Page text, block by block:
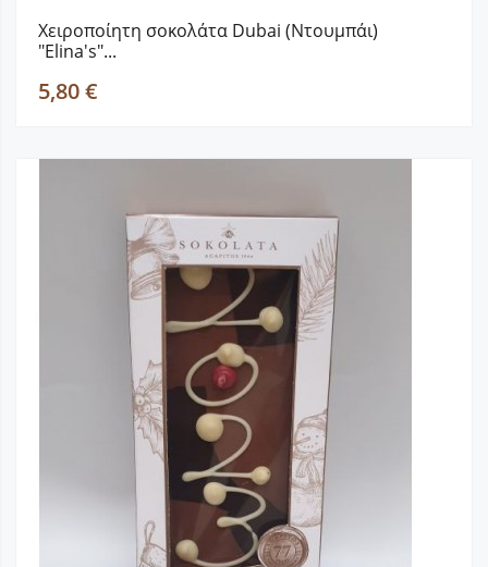
Χειροποίητη σοκολάτα Dubai (Ντουμπάι)
"Elina's"...
5,80 €